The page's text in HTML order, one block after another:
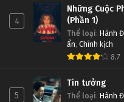
4
Những Cuộc
(Phần 1)
Thể loại: Hành
ẩn, Chính kịch
8.7
5
Tin tưởng
Thể loại: Hành